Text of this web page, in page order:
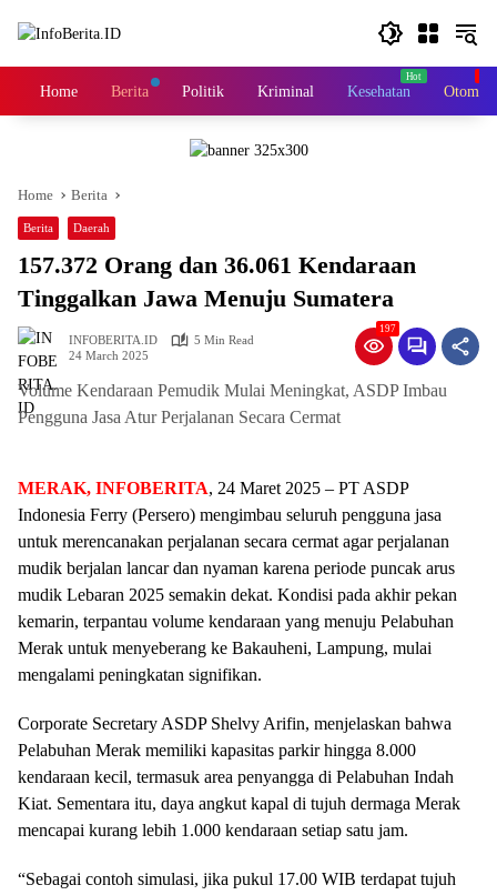
Home Berita Politik Kriminal Kesehatan
Home Berita
Berita Daerah
157.372 Orang dan 36.061 Kendaraan
Tinggalkan Jawa Menuju Sumatera
INFOBERITA.ID
5 Min Read
24 March 2025
197
Volume Kendaraan Pemudik Mulai Meningkat, ASDP Imbau
Pengguna Jasa Atur Perjalanan Secara Cermat
MERAK, INFOBERITA, 24 Maret 2025 – PT ASDP
Indonesia Ferry (Persero) mengimbau seluruh pengguna jasa
untuk merencanakan perjalanan secara cermat agar perjalanan
mudik berjalan lancar dan nyaman karena periode puncak arus
mudik Lebaran 2025 semakin dekat. Kondisi pada akhir pekan
kemarin, terpantau volume kendaraan yang menuju Pelabuhan
Merak untuk menyeberang ke Bakauheni, Lampung, mulai
mengalami peningkatan signifikan.
Corporate Secretary ASDP Shelvy Arifin, menjelaskan bahwa
Pelabuhan Merak memiliki kapasitas parkir hingga 8.000
kendaraan kecil, termasuk area penyangga di Pelabuhan Indah
Kiat. Sementara itu, daya angkut kapal di tujuh dermaga Merak
mencapai kurang lebih 1.000 kendaraan setiap satu jam.
“Sebagai contoh simulasi, jika pukul 17.00 WIB terdapat tujuh